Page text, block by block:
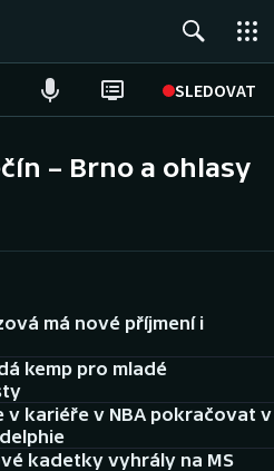
SLEDOVAT
– Brno a ohlasy
má nové příjmení i
kemp pro mladé
v kariéře v NBA pokračovat v
kadetky vyhrály na MS